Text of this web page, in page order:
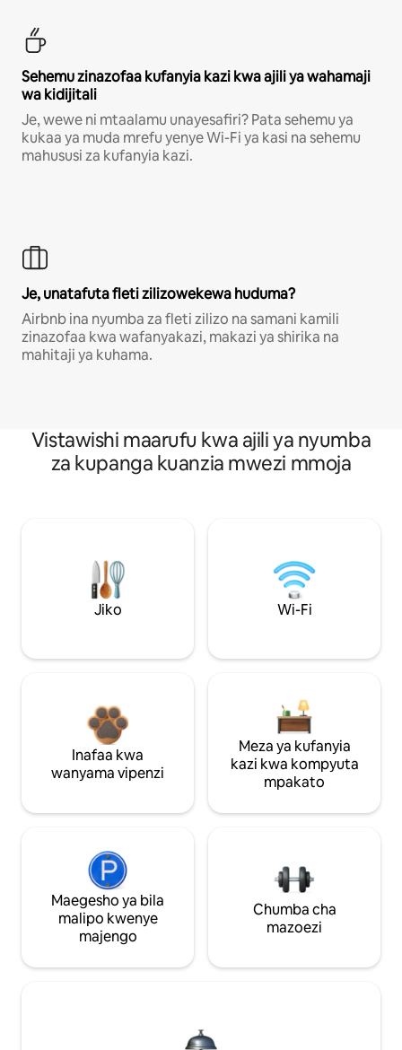
Sehemu zinazofaa kufanyia kazi kwa ajili ya wahamaji
wa kidijitali
Je, wewe ni mtaalamu unayesafiri? Pata sehemu ya
kukaa ya muda mrefu yenye Wi-Fi ya kasi na sehemu
mahususi za kufanyia kazi.
Je, unatafuta fleti zilizowekewa huduma?
Airbnb ina nyumba za fleti zilizo na samani kamili
zinazofaa kwa wafanyakazi, makazi ya shirika na
mahitaji ya kuhama.
Vistawishi maarufu kwa ajili ya nyumba
za kupanga kuanzia mwezi mmoja
Jiko Wi-Fi
Inafaa kwa
wanyama vipenzi
Meza ya kufanyia
kazi kwa kompyuta
mpakato
Maegesho ya bila
malipo kwenye
majengo
Chumba cha
mazoezi